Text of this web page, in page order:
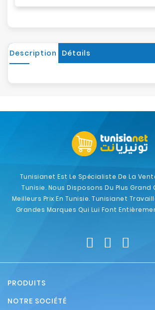
Description Détails
Tunisianet Est Le Spécialiste De La
Tunisie. Nous Disposons Du Plus Grand
Meilleurs Prix En Tunisie. Tunisianet
Grandes Marques Qui Lui Font
PRODUITS
NOTRE SOCIÉTÉ